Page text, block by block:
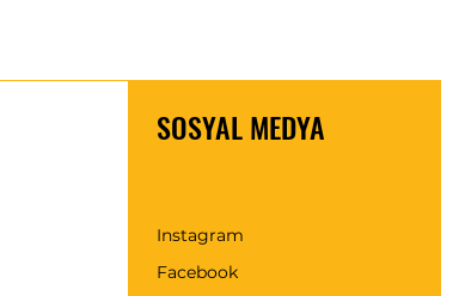
SOSYAL MEDYA
Instagram
Facebook